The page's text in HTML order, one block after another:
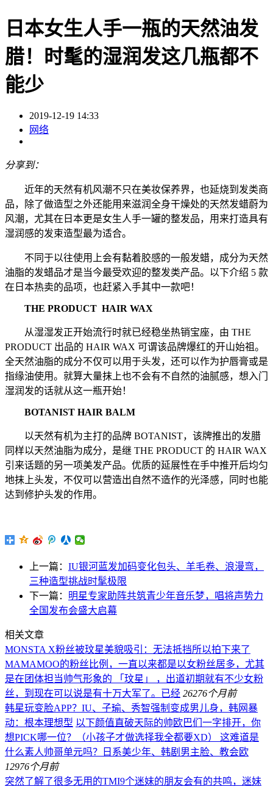
日本女生人手一瓶的天然油发
腊！时髦的湿润发这几瓶都不
能少
2019-12-19 14:33
网络
分享到：
近年的天然有机风潮不只在美妆保养界，也延烧到发类商
品，除了做造型之外还能用来滋润全身干燥处的天然发蜡蔚为
风潮，尤其在日本更是女生人手一罐的整发品，用来打造具有
湿润感的发束造型最为适合。
不同于以往使用上会有黏着胶感的一般发蜡，成分为天然
油脂的发蜡品才是当今最受欢迎的整发类产品。以下介绍 5 款
在日本热卖的品项，也赶紧入手其中一款吧！
THE PRODUCT HAIR WAX
从湿湿发正开始流行时就已经稳坐热销宝座，由 THE
PRODUCT 出品的 HAIR WAX 可谓该品牌爆红的开山始祖。
全天然油脂的成分不仅可以用于头发，还可以作为护唇膏或是
指缘油使用。就算大量抹上也不会有不自然的油腻感，想入门
湿润发的话就从这一瓶开始！
BOTANIST HAIR BALM
以天然有机为主打的品牌 BOTANIST，该牌推出的发腊
同样以天然油脂为成分，是继 THE PRODUCT 的 HAIR WAX
引来话题的另一项美发产品。优质的延展性在手中推开后均匀
地抹上头发，不仅可以营造出自然不造作的光泽感，同时也能
达到修护头发的作用。
上一篇： IU银河蓝发加码变化包头、羊毛卷、浪漫弯，
三种造型挑战时髦极限
下一篇： 明星专家助阵共筑青少年音乐梦，唱将声势力
全国发布会盛大启幕
相关文章
MONSTA X粉丝被玟星美貌吸引：无法抵挡所以拍下来了
MAMAMOO的粉丝比例，一直以来都是以女粉丝居多，尤其
是在团体担当帅气形象的 「玟星」 ，出道初期就有不少女粉
丝，到现在可以说是有十万大军了。已经 26276个月前
韩星玩变脸APP？IU、子瑜、秀智强制变成男儿身，韩网暴
动：根本理想型 以下颜值直破天际的帅欧巴们一字排开，你
想PICK哪一位？（小孩子才做选择我全都要XD） 这难道是
什么素人帅哥单元吗？日系美少年、韩剧男主脸、教会欧
12976个月前
突然了解了很多无用的TMI9个迷妹的朋友会有的共鸣，迷妹